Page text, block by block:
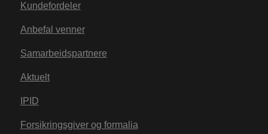
Kundefordeler
Anbefal venner
Samarbeidspartnere
Aktuelt
IPID
Forsikringsgiver og formalia